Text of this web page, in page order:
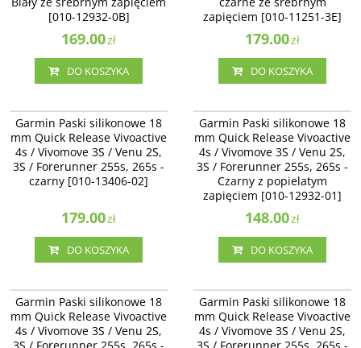
[010-12932-0B]
169.00zł
DO KOSZYKA
zapięciem [010-11251-3E]
179.00zł
DO KOSZYKA
Garmin Paski silikonowe 18 mm
Quick Release Vivoactive 4s /
Vivomove 3S / Venu 2S, 3S /
Forerunner 255s, 265s - czarny
[010-13406-02]
Garmin Paski silikonowe 18
mm Quick Release Vivoactive
4s / Vivomove 3S / Venu 2S,
3S / Forerunner 255s, 265s -
czarny [010-13406-02]
179.00zł
DO KOSZYKA
Garmin Paski silikonowe 18 mm
Quick Release Vivoactive 4s /
Vivomove 3S / Venu 2S - Czarny z
popielatym zapięciem [010-12932-
01]
Garmin Paski silikonowe 18
mm Quick Release Vivoactive
4s / Vivomove 3S / Venu 2S,
3S / Forerunner 255s, 265s -
Czarny z popielatym
zapięciem [010-12932-01]
148.00zł
DO KOSZYKA
Garmin Paski silikonowe 18 mm
Quick Release Vivoactive 4s /
Vivomove 3S / Venu 2S /
Forerunner 255s, 265s -
Czarny/jaskrawożółty z popielatym
Garmin Paski silikonowe 18
mm Quick Release Vivoactive
4s / Vivomove 3S / Venu 2S,
Garmin Paski silikonowe 18 mm
Quick Release Vivoactive 4s /
Vivomove 3S / Venu 2S, 3S /
Forerunner 255s, 265s - Francuska
szarość złote zapięcie [010-13256-
Garmin Paski silikonowe 18
mm Quick Release Vivoactive
4s / Vivomove 3S / Venu 2S,